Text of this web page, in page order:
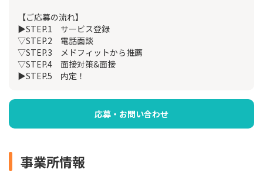
【ご応募の流れ】
▶STEP.1 サービス登録
▽STEP.2 電話面談
▽STEP.3 メドフィットから推薦
▽STEP.4 面接対策&面接
▶STEP.5 内定！
応募・お問い合わせ
事業所情報